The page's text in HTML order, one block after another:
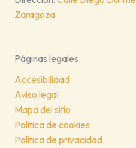
Zaragoza
Páginas legales
Accesibilidad
Aviso legal
Mapa del sitio
Política de cookies
Política de privacidad